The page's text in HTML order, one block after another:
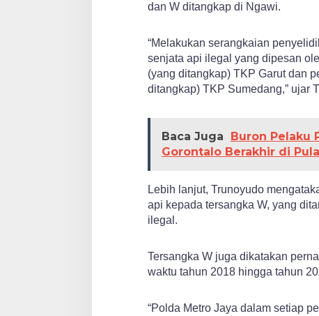
dan W ditangkap di Ngawi.
“Melakukan serangkaian
senjata api ilegal yang dipesan
(yang ditangkap) TKP Garut dan
ditangkap) TKP Sumedang,” ujar
Baca Juga
Buron Pelaku
Gorontalo Berakhir di
Lebih lanjut, Trunoyudo
api kepada tersangka W, yang
ilegal.
Tersangka W juga dikatakan
waktu tahun 2018 hingga tahun
“Polda Metro Jaya dalam setiap